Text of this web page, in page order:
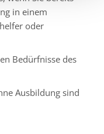
in einem
oder
Bedürfnisse des
Ausbildung sind